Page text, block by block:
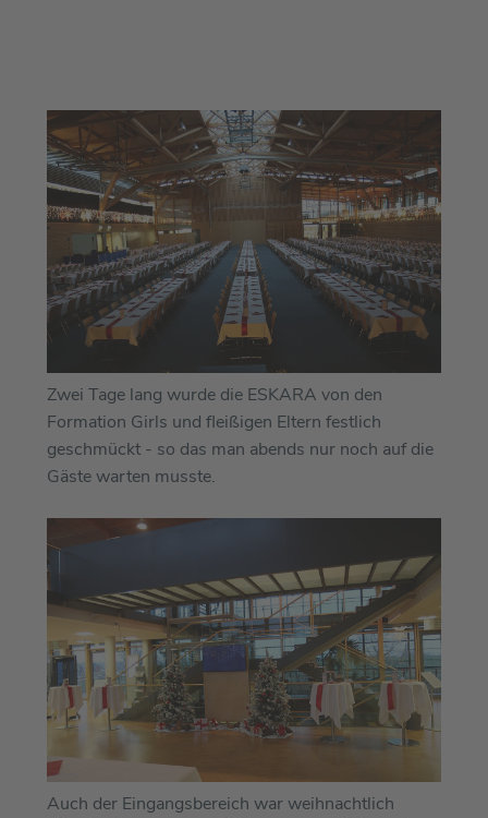
Zwei Tage lang wurde die ESKARA von den
Formation Girls und fleißigen Eltern festlich
geschmückt - so das man abends nur noch auf die
Gäste warten musste.
Auch der Eingangsbereich war weihnachtlich